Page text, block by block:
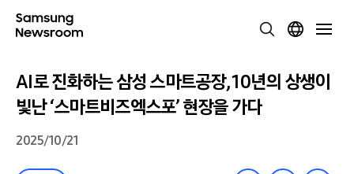
AI로 진화하는 삼성 스마트공장, 10년의 상생이
빛난 ‘스마트비즈엑스포’ 현장을 가다
2025/10/21